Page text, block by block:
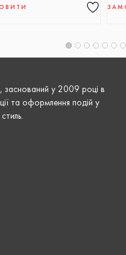
заснований у 2009 році в
та оформлення подій у